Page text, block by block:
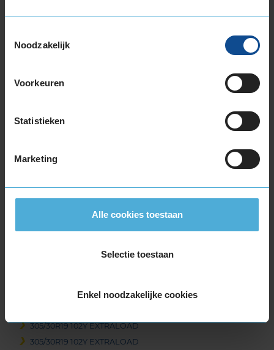
Noodzakelijk
Voorkeuren
Statistieken
Marketing
Alle cookies toestaan
Selectie toestaan
Enkel noodzakelijke cookies
255/35R19 96Y EXTRALOAD
265/30R19 93Y EXTRALOAD
265/35R19 98Y EXTRALOAD
265/35R19 98Y EXTRALOAD
275/35R19 100Y EXTRALOAD
275/35R19 100Y EXTRALOAD
275/35R19 100Y EXTRALOAD
285/35R19 103Y EXTRALOAD
305/30R19 102Y EXTRALOAD
305/30R19 102Y EXTRALOAD